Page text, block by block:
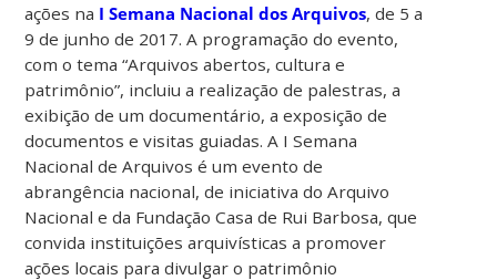
ações na I Semana Nacional dos Arquivos, de 5 a
9 de junho de 2017. A programação do evento,
com o tema “Arquivos abertos, cultura e
patrimônio”, incluiu a realização de palestras, a
exibição de um documentário, a exposição de
documentos e visitas guiadas. A I Semana
Nacional de Arquivos é um evento de
abrangência nacional, de iniciativa do Arquivo
Nacional e da Fundação Casa de Rui Barbosa, que
convida instituições arquivísticas a promover
ações locais para divulgar o patrimônio